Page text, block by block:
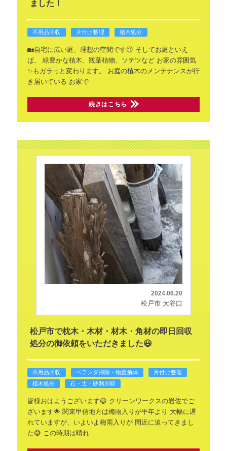
ました！
不用品回収 片付け整理 植木処分
🏡自宅に広い庭、理想の空間です😏 そしてお庭といえ
ば、
緑豊かな植木、観葉植物、ソテツなどお家の雰囲気
✨もガラっと変わります。
お庭の植木のメンテナンスが行
き届いている お家で
続きはこちら
2024.06.20
松戸市 大谷口
松戸市で枕木・木材・材木・角材の即日回収
処分の御依頼をいただきました😃
不用品回収 ベランダ掃除・物置解体
片付け整理
植木処分
石・土・砂利回収
皆様おはようございます😃 クリーンワークスの岩佐でご
ざいます🌟 関東甲信地方は梅雨入りが平年より 大幅に遅
れていますが、いよいよ梅雨入りが間近に迫ってきまし
た😅 この時期は晴れ